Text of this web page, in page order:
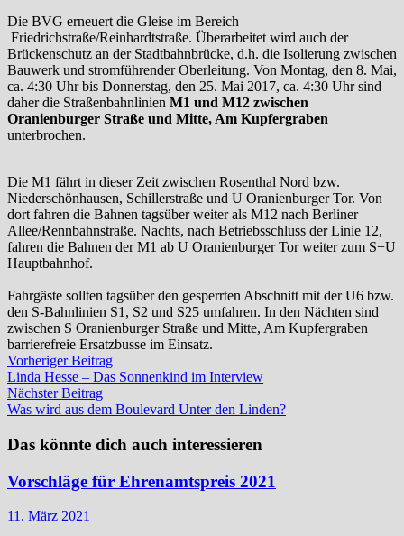
Die BVG erneuert die Gleise im Bereich
Friedrichstraße/Reinhardtstraße. Überarbeitet wird auch der
Brückenschutz an der Stadtbahnbrücke, d.h. die Isolierung zwischen
Bauwerk und stromführender Oberleitung. Von Montag, den 8. Mai,
ca. 4:30 Uhr bis Donnerstag, den 25. Mai 2017, ca. 4:30 Uhr sind
daher die Straßenbahnlinien M1 und M12 zwischen
Oranienburger Straße und Mitte, Am Kupfergraben
unterbrochen.
Die M1 fährt in dieser Zeit zwischen Rosenthal Nord bzw.
Niederschönhausen, Schillerstraße und U Oranienburger Tor. Von
dort fahren die Bahnen tagsüber weiter als M12 nach Berliner
Allee/Rennbahnstraße. Nachts, nach Betriebsschluss der Linie 12,
fahren die Bahnen der M1 ab U Oranienburger Tor weiter zum S+U
Hauptbahnhof.
Fahrgäste sollten tagsüber den gesperrten Abschnitt mit der U6 bzw.
den S-Bahnlinien S1, S2 und S25 umfahren. In den Nächten sind
zwischen S Oranienburger Straße und Mitte, Am Kupfergraben
barrierefreie Ersatzbusse im Einsatz.
Beitragsnavigation
Vorheriger BeitragVorheriger
Beitrag:
Linda Hesse – Das Sonnenkind im Interview
Nächster BeitragNächster
Beitrag:
Was wird aus dem Boulevard Unter den Linden?
Das könnte dich auch interessieren
Vorschläge für Ehrenamtspreis 2021
11. März 2021